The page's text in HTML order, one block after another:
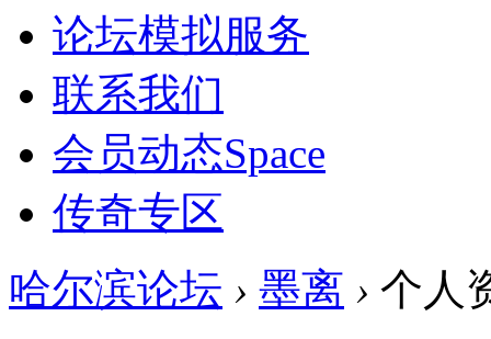
论坛模拟服务
联系我们
会员动态Space
传奇专区
哈尔滨论坛 › 墨离 › 个人